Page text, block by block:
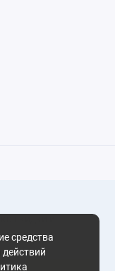
средства
скидки и